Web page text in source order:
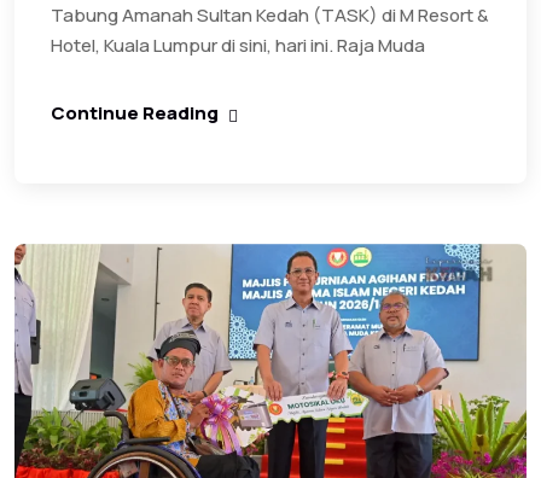
Tabung Amanah Sultan Kedah (TASK) di M Resort &
Hotel, Kuala Lumpur di sini, hari ini. Raja Muda
Continue Reading